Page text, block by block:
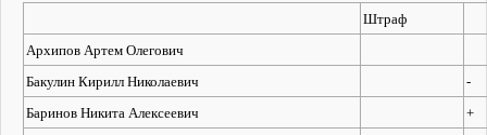
Штраф
Архипов Артем Олегович
Бакулин Кирилл Николаевич
-
Баринов Никита Алексеевич
+